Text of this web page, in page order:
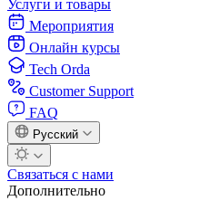
Услуги и товары
Мероприятия
Онлайн курсы
Tech Orda
Customer Support
FAQ
Русский
Связаться с нами
Дополнительно